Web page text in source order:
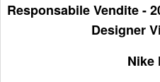
Responsabile Vendite -
Designer
Nike